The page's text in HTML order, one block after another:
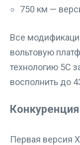
750 км —
Все
вольтовую
технологию 5C
восполнить до
Первая версия